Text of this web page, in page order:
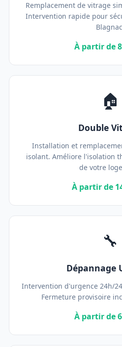
Remplacement de vitrage
Intervention rapide pour
À partir de
🏠
Double
Installation et
isolant. Améliore l'isolation
de votre
À partir de
🔧
Dépannage
Intervention d'urgence 24h/
Fermeture provisoire
À partir de